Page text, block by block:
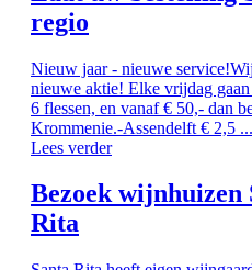
regio
Nieuw jaar - nieuwe
nieuwe aktie! Elke vrijdag
6 flessen, en vanaf € 50,- dan
Krommenie.-Assendelft € 2,5 ...
Lees verder
Bezoek wijnhuizen
Rita